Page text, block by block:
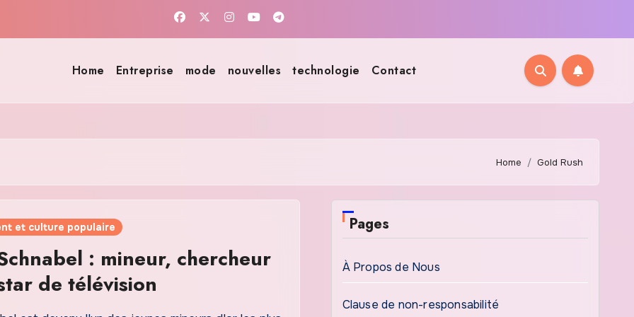
Home Entreprise mode nouvelles technologie Contact
Home Gold Rush
et culture populaire
: mineur, chercheur
de télévision
Pages
À Propos de Nous
Clause de non-responsabilité